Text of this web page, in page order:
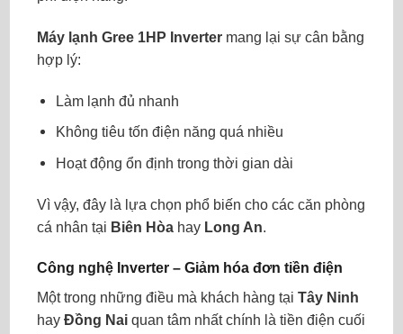
Máy lạnh Gree 1HP Inverter mang lại sự cân bằng
hợp lý:
Làm lạnh đủ nhanh
Không tiêu tốn điện năng quá nhiều
Hoạt động ổn định trong thời gian dài
Vì vậy, đây là lựa chọn phổ biến cho các căn phòng
cá nhân tại Biên Hòa hay Long An.
Công nghệ Inverter – Giảm hóa đơn tiền điện
Một trong những điều mà khách hàng tại Tây Ninh
hay Đồng Nai quan tâm nhất chính là tiền điện cuối